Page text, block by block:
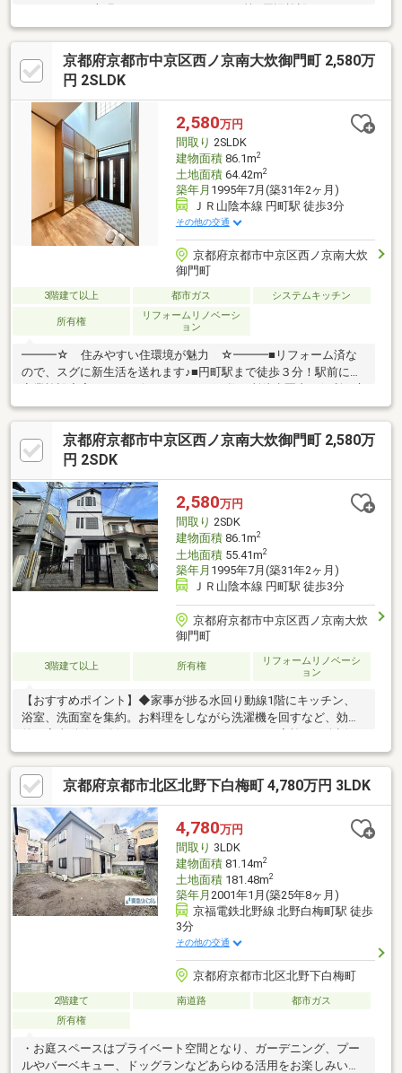
阪急オアシス…歩2分（約160ｍ）・エディオン円町店…歩3分（約
240ｍ）・セブンイレブン京都ＪＲ円町駅前店…歩4分（約320
ｍ）・ローソン西ノ京北円町店…歩4分（約320ｍ）・生鮮館なか
むら円町店…歩5分（約400ｍ）・朱雀第八小学校…歩5分（約400
京都府京都市中京区西ノ京南大炊御門町 2,580万
円 2SLDK
2,580万円
間取り 2SLDK
建物面積86.1m2
土地面積64.42m2
築年月 1995年7月(築31年2ヶ月)
ＪＲ山陰本線 円町駅 徒歩3分
その他の交通
京都府京都市中京区西ノ京南大炊
御門町
3階建て以上 都市ガス システムキッチン
所有権
リフォームリノベーシ
ョン
━━━☆ 住みやすい住環境が魅力 ☆━━━■リフォーム済な
ので、スグに新生活を送れます♪■円町駅まで徒歩３分！駅前には
地！■大きな吹き抜けのある玄関は開放的！■水栓付のテラスで
は、夏にお子様のプールもできちゃう♪━━━リフォーム内容
━━━■クロス貼替 ■1階フロアタイル上張り ■トイレ・洗面化
粧台新調■レンジフード新調 ■外壁塗装 など＼お気軽にご予約
メージするうえでとても重要！物件以外のご相談もＯＫ♪水面下の
最新情報をお送りいたします！
京都府京都市中京区西ノ京南大炊御門町 2,580万
円 2SDK
2,580万円
間取り 2SDK
建物面積86.1m2
土地面積55.41m2
築年月 1995年7月(築31年2ヶ月)
ＪＲ山陰本線 円町駅 徒歩3分
京都府京都市中京区西ノ京南大炊
御門町
3階建て以上 所有権
リフォームリノベーシ
ョン
【おすすめポイント】◆家事が捗る水回り動線1階にキッチン、
浴室、洗面室を集約。お料理をしながら洗濯機を回すなど、効率
弾むカウンタータイプです。◆スッキリ片付く豊富な収納各洋室
に備え付けられた物入に加え、3階には独立した「納戸」を完備。
季節外れの衣類や家電、アウトドア用品などもたっぷりと収納で
き、居住空間を広く保てます。◆光と風を取り込む開放的な設計
2階・3階には複数のベランダやテラスを配置。さらに2階部分に
は吹き抜けが設けられており、家全体に自然な光と風を取り込む
明るい設計となっています。
京都府京都市北区北野下白梅町 4,780万円 3LDK
4,780万円
間取り 3LDK
建物面積81.14m2
土地面積181.48m2
築年月 2001年1月(築25年8ヶ月)
京福電鉄北野線 北野白梅町駅 徒歩
3分
その他の交通
京都府京都市北区北野下白梅町
2階建て 南道路
都市ガス
所有権
・お庭スペースはプライベート空間となり、ガーデニング、プー
ルやバーベキュー、ドッグランなどあらゆる活用をお楽しみいた